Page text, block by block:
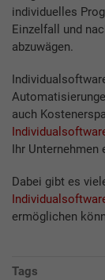
individuelles
Einzelfall und
abzuwägen.
auch
Ihr Unternehmen
Dabei gibt es
ermöglichen
Tags